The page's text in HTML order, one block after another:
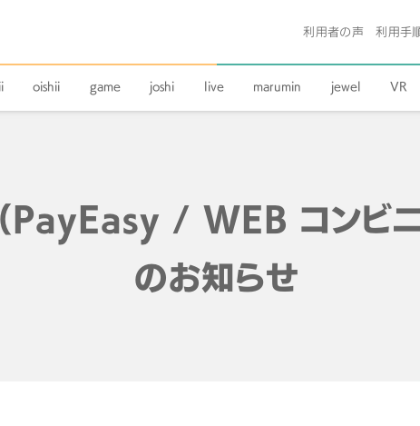
利用者の声 利用手
oishii game joshi live marumin jewel VR
PayEasy / WEB コンビ
のお知らせ